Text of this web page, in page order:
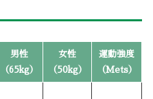
男性
（65kg）
女性
（50kg）
運動強度
（Mets）